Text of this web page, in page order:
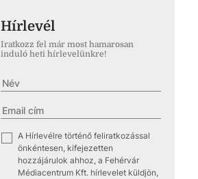
Hírlevél
Iratkozz fel már most hamarosan
induló heti hírlevelünkre!
A Hírlevélre történő feliratkozással
önkéntesen, kifejezetten
hozzájárulok ahhoz, a Fehérvár
Médiacentrum Kft. hírlevelet küldjön,